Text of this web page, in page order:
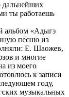
дальнейших
ты работаешь
альбом «Адыгэ
песню из
Е. Шаожев,
и многие
из моего
к записи
году,
музыкальных